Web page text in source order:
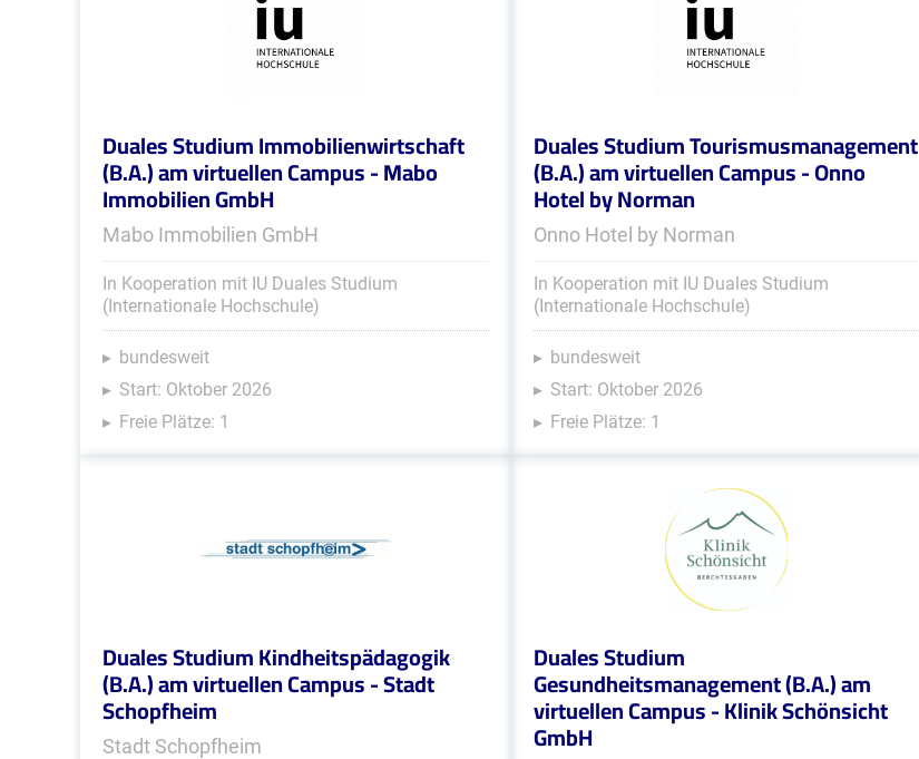
Duales Studium Immobilienwirtschaft
(B.A.) am virtuellen Campus - Mabo
Immobilien GmbH
Mabo Immobilien GmbH
In Kooperation mit IU Duales Studium
(Internationale Hochschule)
bundesweit
Start: Oktober 2026
Freie Plätze: 1
Duales Studium Tourismusmanagement
(B.A.) am virtuellen Campus - Onno
Hotel by Norman
Onno Hotel by Norman
In Kooperation mit IU Duales Studium
(Internationale Hochschule)
bundesweit
Start: Oktober 2026
Freie Plätze: 1
Duales Studium Kindheitspädagogik
(B.A.) am virtuellen Campus - Stadt
Schopfheim
Stadt Schopfheim
Duales Studium
Gesundheitsmanagement (B.A.) am
virtuellen Campus - Klinik Schönsicht
GmbH